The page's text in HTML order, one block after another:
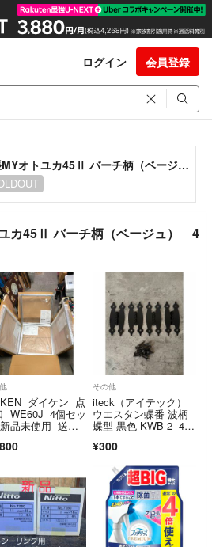
ログイン 会員登録
DAIKEN直張MYオトユカ45Ⅱ バーチ柄（ベージュ） 4ケース
ユカ45Ⅱ バーチ柄（ベージュ） 4
ダイケン 点
WE60J 4個セッ
品未使用 送料
その他
iteck（アイテック）
ウエスタン蝶番 波柄
蝶型 黒色 KWB-2 4個
¥300